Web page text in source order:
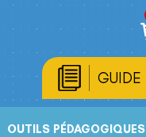
GUIDE
OUTILS PÉDAGOGIQUES